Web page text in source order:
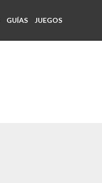
GUÍAS JUEGOS